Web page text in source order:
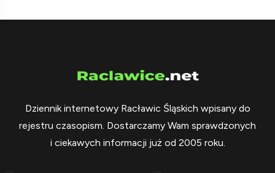
Dziennik internetowy Racławic Śląskich wpisany do
rejestru czasopism. Dostarczamy Wam sprawdzonych
i ciekawych informacji już od 2005 roku.